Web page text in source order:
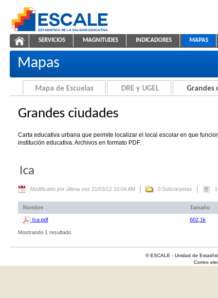
ESCALE - Unidad de Estadística Educativa
Grandes ciudades
NAVEGACIÓN
SERVICIOS MAGNITUDES INDICADORES MAPAS
Mapas
Mapa de Escuelas DRE y UGEL Grandes
Grandes ciudades
Carta educativa urbana que permite localizar el local escolar en que
institución educativa. Archivos en formato PDF.
Ica
Modificado por última vez 21/03/12 10:04 AM 0 Subcarpetas
Nombre Tamaño
Ica.pdf 602,1k
Mostrando 1 resultado.
© ESCALE - Unidad de
Correo